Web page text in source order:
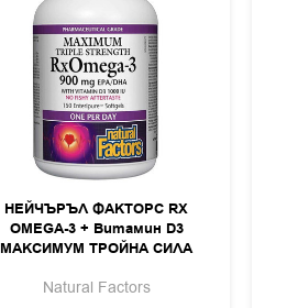
НЕЙЧЪРЪЛ ФАКТОРС RX
OMEGA-3 + Витамин D3
МАКСИМУМ ТРОЙНА СИЛА
х 150
Natural Factors